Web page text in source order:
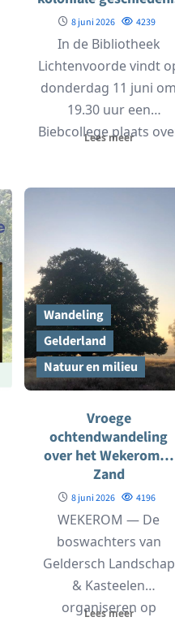
en Zuid-Afrika
8 juni 2026 4239
In de Bibliotheek
Lichtenvoorde vindt
donderdag 11 juni om
19.30 uur een
Biebcollege plaats
Lees meer
Wandeling
Gelderland
Natuur en milieu
Vroege
ochtendwandeling
over het Wekeromse
Zand
8 juni 2026 4196
WEKEROM — De
boswachters van
Geldersch Landschap
& Kasteelen
organiseren op
Lees meer